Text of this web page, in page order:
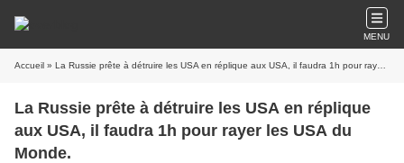
MENU
Accueil » La Russie prête à détruire les USA en réplique aux USA, il faudra 1h pour rayer les USA du Monde.
La Russie prête à détruire les USA en réplique
aux USA, il faudra 1h pour rayer les USA du
Monde.